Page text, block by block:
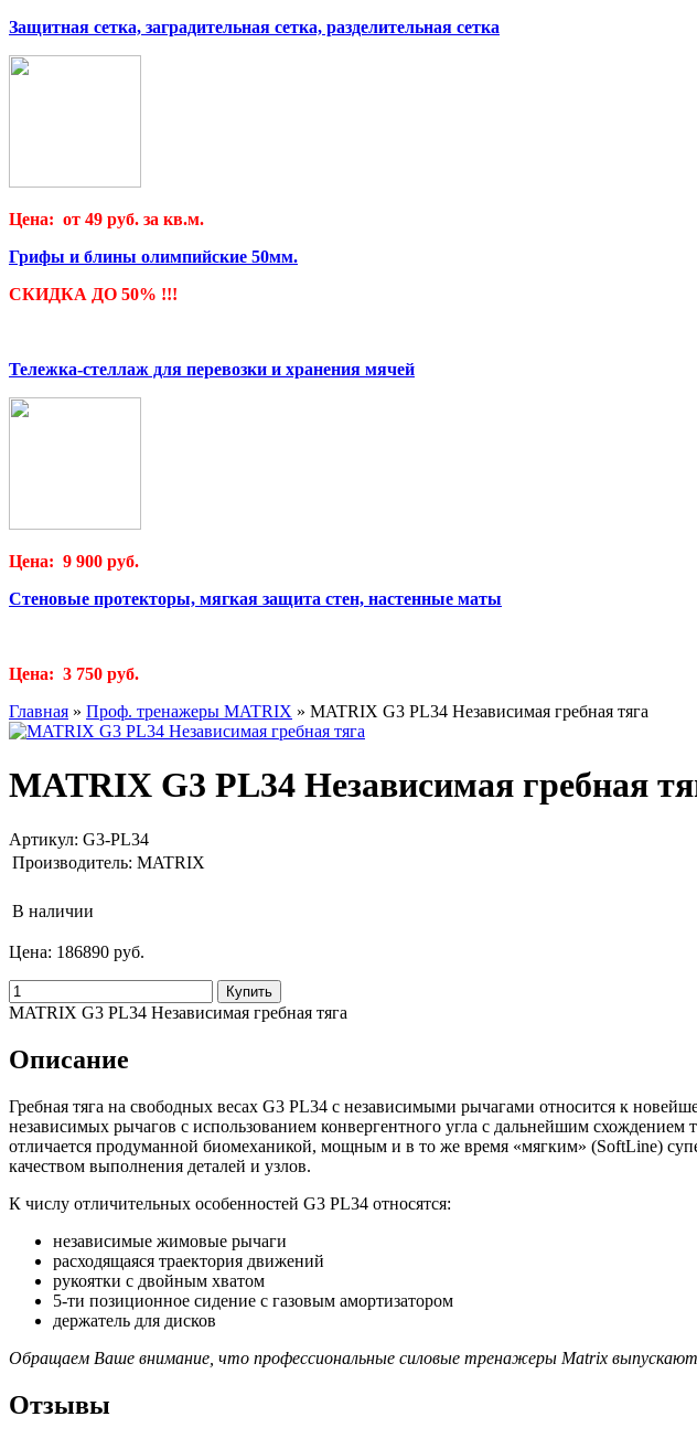
Защитная сетка, заградительная сетка, разделительная сетка
Цена: от 49 руб. за кв.м.
Грифы и блины олимпийские 50мм.
СКИДКА ДО 50% !!!
Тележка-стеллаж для перевозки и хранения мячей
Цена: 9 900 руб.
Стеновые протекторы, мягкая защита стен, настенные маты
Цена: 3 750 руб.
Главная » Проф. тренажеры MATRIX » MATRIX G3 PL34 Независимая гребная тяга
MATRIX G3 PL34 Независимая гребная
Артикул: G3-PL34
Производитель: MATRIX
В наличии
Цена: 186890 руб.
MATRIX G3 PL34 Независимая гребная тяга
Описание
Гребная тяга на свободных весах G3 PL34 с независимыми рычагами относится к
независимых рычагов с использованием конвергентного угла с дальнейшим
отличается продуманной биомеханикой, мощным и в то же время «мягким» (SoftLine)
качеством выполнения деталей и узлов.
К числу отличительных особенностей G3 PL34 относятся:
независимые жимовые рычаги
расходящаяся траектория движений
рукоятки с двойным хватом
5-ти позиционное сидение с газовым амортизатором
держатель для дисков
Обращаем Ваше внимание, что профессиональные силовые тренажеры Matrix
Отзывы